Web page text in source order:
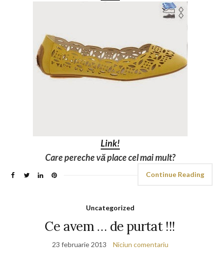
Link!
Care pereche vă place cel mai mult?
Continue Reading
Uncategorized
Ce avem … de purtat !!!
23 februarie 2013 Niciun comentariu